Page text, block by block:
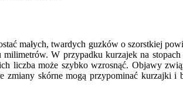
małych, twardych guzków o szorstkiej
W przypadku kurzajek na
liczba może szybko wzrosnąć. Objawy
skórne mogą przypominać kurzajki